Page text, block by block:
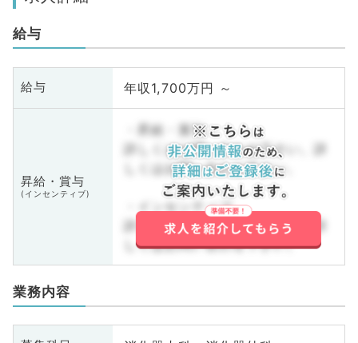
給与
給与 年収1,700万円 ～
昇給・賞与
(インセンティブ)
・昇給・賞与
詳しくはお問い合わせ下さい。詳
しくはお問い合わせ下さい。
・インセンティブ
詳しくはお問い合わせ下さい。詳
しくはお問い合わせ下さい。
業務内容